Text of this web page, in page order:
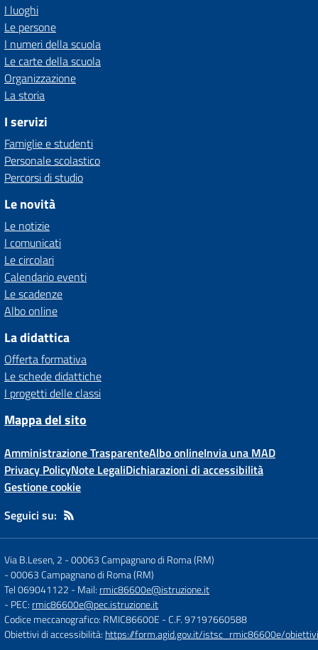
I luoghi
Le persone
I numeri della scuola
Le carte della scuola
Organizzazione
La storia
I servizi
Famiglie e studenti
Personale scolastico
Percorsi di studio
Le novità
Le notizie
I comunicati
Le circolari
Calendario eventi
Le scadenze
Albo online
La didattica
Offerta formativa
Le schede didattiche
I progetti delle classi
Mappa del sito
Amministrazione TrasparenteAlbo onlineInvia una MAD
Privacy PolicyNote LegaliDichiarazioni di accessibilità
Gestione cookie
Seguici su:
Via B.Lesen, 2 - 00063 Campagnano di Roma (RM)
-00063 Campagnano di Roma (RM)
Tel 069041122 - Mail: rmic86600e@istruzione.it
- PEC: rmic86600e@pec.istruzione.it
Codice meccanografico: RMIC86600E - C.F. 97197660588
Obiettivi di accessibilità: https://form.agid.gov.it/istsc_rmic86600e/obiettivi